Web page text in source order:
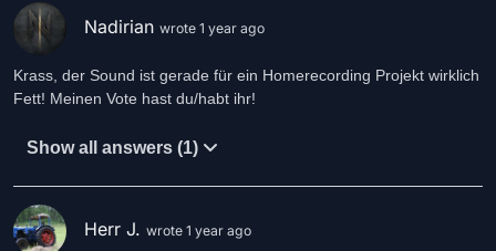
Nadirian wrote 1 year ago
Krass, der Sound ist gerade für ein Homerecording Projekt wirklich
Fett! Meinen Vote hast du/habt ihr!
Show all answers (1)
Herr J. wrote 1 year ago